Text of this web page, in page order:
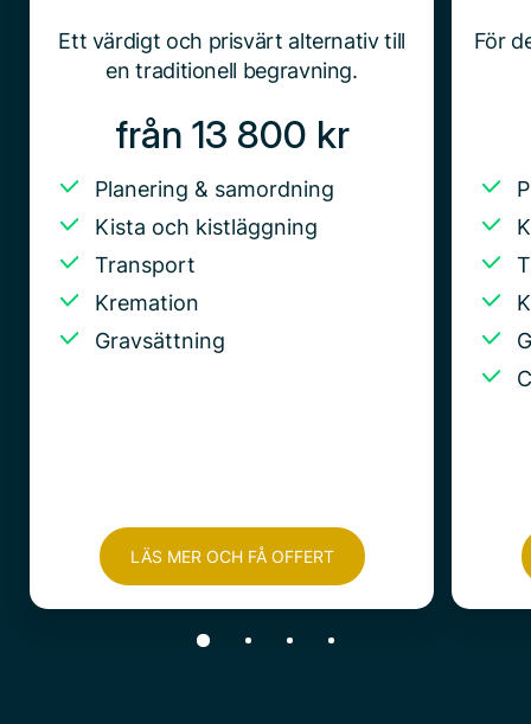
Ett värdigt och prisvärt alternativ till
en traditionell begravning.
från 13 800 kr
Planering & samordning
Kista och kistläggning
Transport
Kremation
Gravsättning
LÄS MER OCH FÅ OFFERT
För